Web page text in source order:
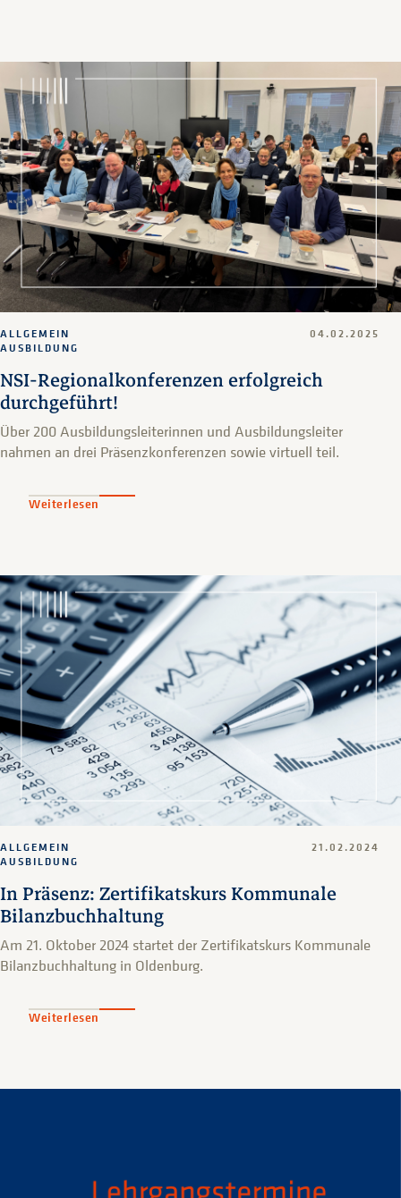
NSI-Regionalkonferenzen erfolgreich
durchgeführt!
ALLGEMEIN
AUSBILDUNG
04.02.2025
Über 200 Ausbildungsleiterinnen und Ausbildungsleiter
nahmen an drei Präsenzkonferenzen sowie virtuell teil.
Weiterlesen
In Präsenz: Zertifikatskurs Kommunale
Bilanzbuchhaltung
ALLGEMEIN
AUSBILDUNG
21.02.2024
Am 21. Oktober 2024 startet der Zertifikatskurs Kommunale
Bilanzbuchhaltung in Oldenburg.
Weiterlesen